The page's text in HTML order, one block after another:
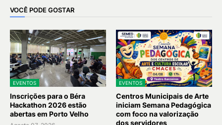
VOCÊ PODE GOSTAR
EVENTOS
Inscrições para o Béra
Hackathon 2026 estão
abertas em Porto Velho
EVENTOS
Centros Municipais de Arte
iniciam Semana Pedagógica
com foco na valorização
dos servidores